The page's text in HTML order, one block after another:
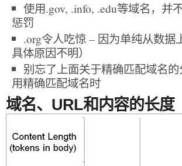
使用.gov, .info, .edu等域名，并
惩罚
.org令人吃惊 – 因为单纯从数
具体原因不明）
别忘了上面关于精确匹配域名
用精确匹配域名时
域名、URL和内容的长度